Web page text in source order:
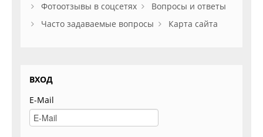
Фотоотзывы в соцсетях
Вопросы и ответы
Часто задаваемые вопросы
Карта сайта
ВХОД
E-Mail